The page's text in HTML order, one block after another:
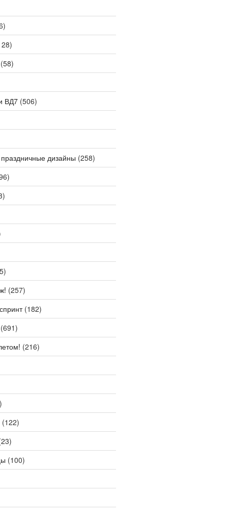
ВД7(506)
дизайны (258)
(257)
(182)
(216)
(122)
(100)